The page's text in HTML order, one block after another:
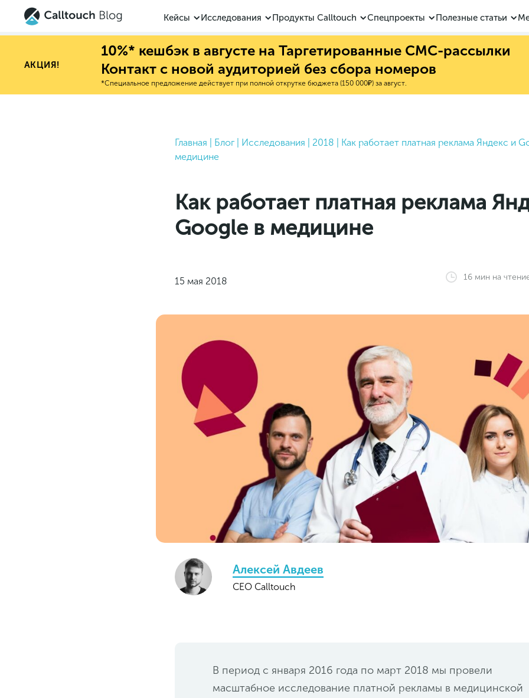
Кейсы Исследования Продукты Calltouch Спецпроекты Полезные статьи
АКЦИЯ!
10%* кешбэк в августе на Таргетированные СМС-рассылки
Контакт с новой аудиторией без сбора номеров
*Специальное предложение действует при полной открутке бюджета (150 000₽) за август.
Главная Блог| Исследования 2018
Как работает платная реклама Яндекс и
медицине
Как работает платная реклама
Google в медицине
15 мая 2018 16 мин на
Алексей Авдеев
CEO Calltouch
В период с января 2016 года по март 2018 мы провели
масштабное исследование платной рекламы в медицинской